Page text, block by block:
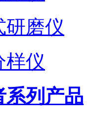
研磨仪
样仪
系列产品